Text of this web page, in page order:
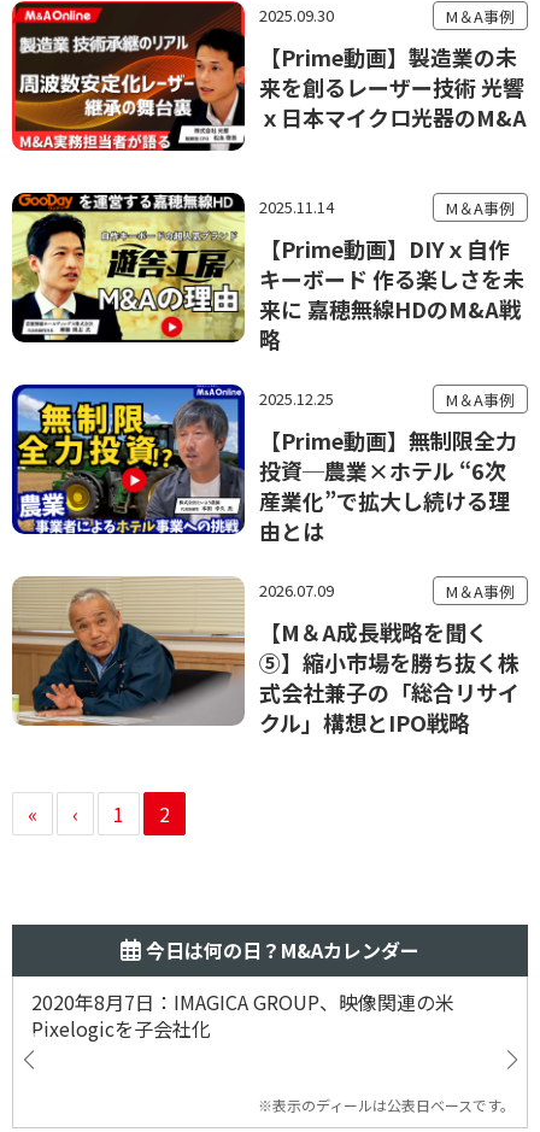
2025.09.30 M＆A事例
【Prime動画】製造業の未
来を創るレーザー技術 光響
ｘ日本マイクロ光器のM&A
2025.11.14 M＆A事例
【Prime動画】DIYｘ自作
キーボード 作る楽しさを未
来に 嘉穂無線HDのM&A戦
略
2025.12.25 M＆A事例
【Prime動画】無制限全力
投資─農業×ホテル “6次
産業化”で拡大し続ける理
由とは
2026.07.09 M＆A事例
【M＆A成長戦略を聞く
⑤】縮小市場を勝ち抜く株
式会社兼子の「総合リサイ
クル」構想とIPO戦略
« ‹ 1 2
今日は何の日？M&Aカレンダー
2020年8月7日：IMAGICA GROUP、映像関連の米
Pixelogicを子会社化
※表示のディールは公表日ベースです。